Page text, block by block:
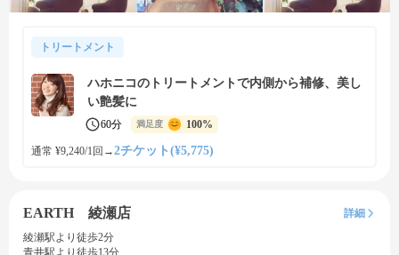
トリートメント
ハホニコのトリートメントで内側から補修、美し
い艶髪に
60分 満足度 100%
通常 ¥9,240/1回 →2チケット(¥5,775)
EARTH 綾瀬店
詳細
綾瀬駅より徒歩2分
青井駅より徒歩13分